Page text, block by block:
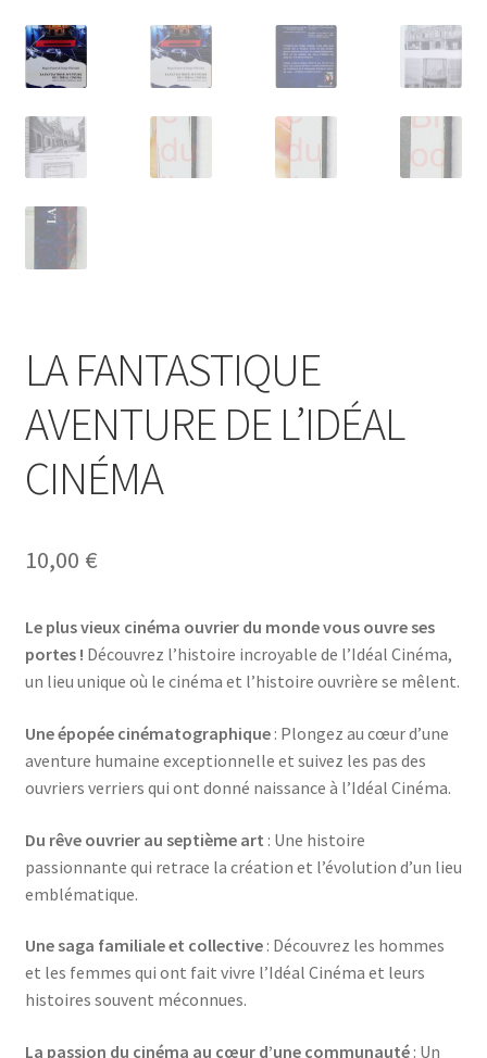
LA FANTASTIQUE
AVENTURE DE L’IDÉAL
CINÉMA
10,00 €
Le plus vieux cinéma ouvrier du monde vous ouvre ses
portes ! Découvrez l’histoire incroyable de l’Idéal Cinéma,
un lieu unique où le cinéma et l’histoire ouvrière se mêlent.
Une épopée cinématographique: Plongez au cœur d’une
aventure humaine exceptionnelle et suivez les pas des
ouvriers verriers qui ont donné naissance à l’Idéal Cinéma.
Du rêve ouvrier au septième art : Une histoire
passionnante qui retrace la création et l’évolution d’un lieu
emblématique.
Une saga familiale et collective: Découvrez les hommes
et les femmes qui ont fait vivre l’Idéal Cinéma et leurs
histoires souvent méconnues.
La passion du cinéma au cœur d’une communauté: Un